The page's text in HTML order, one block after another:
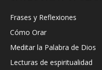
Frases y Reflexiones
Cómo Orar
Meditar la Palabra de Dios
Lecturas de espiritualidad